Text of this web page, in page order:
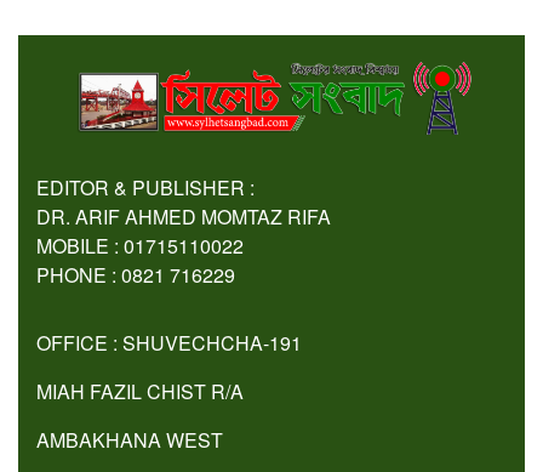
EDITOR & PUBLISHER :
DR. ARIF AHMED MOMTAZ RIFA
MOBILE : 01715110022
PHONE : 0821 716229
OFFICE : SHUVECHCHA-191
MIAH FAZIL CHIST R/A
AMBAKHANA WEST